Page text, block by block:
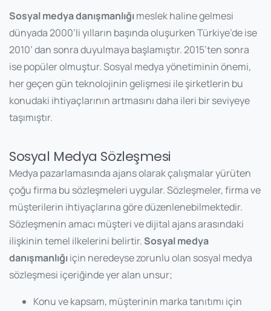
Sosyal medya danışmanlığımeslek haline gelmesi
dünyada 2000’li yılların başında oluşurken Türkiye’de ise
2010’ dan sonra duyulmaya başlamıştır. 2015’ten sonra
ise popüler olmuştur. Sosyal medya yönetiminin önemi,
her geçen gün teknolojinin gelişmesi ile şirketlerin bu
konudaki ihtiyaçlarının artmasını daha ileri bir seviyeye
taşımıştır.
Sosyal Medya Sözleşmesi
Medya pazarlamasında ajans olarak çalışmalar yürüten
çoğu firma bu sözleşmeleri uygular. Sözleşmeler, firma ve
müşterilerin ihtiyaçlarına göre düzenlenebilmektedir.
Sözleşmenin amacı müşteri ve dijital ajans arasındaki
ilişkinin temel ilkelerini belirtir. Sosyal medya
danışmanlığıiçin neredeyse zorunlu olan sosyal medya
sözleşmesi içeriğinde yer alan unsur;
Konu ve kapsam, müşterinin marka tanıtımı için